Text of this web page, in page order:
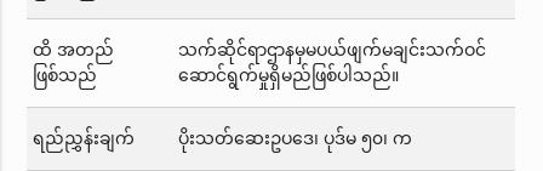
ထိ အတည်
ဖြစ်သည်
သက်ဆိုင်ရာဌာနမှမပယ်ဖျက်မချင်းသက်ဝင်
ဆောင်ရွက်မှုရှိမည်ဖြစ်ပါသည်။
ရည်ညွှန်းချက် ပိုးသတ်ဆေးဥပဒေ၊ ပုဒ်မ ၅၀၊ က